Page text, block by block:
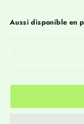
Aussi disponible en